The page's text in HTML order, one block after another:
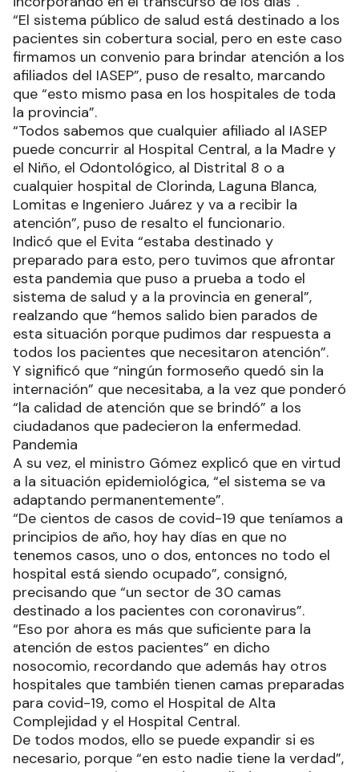
“El sistema público de salud está destinado a los
pacientes sin cobertura social, pero en este caso
firmamos un convenio para brindar atención a los
afiliados del IASEP”, puso de resalto, marcando
que “esto mismo pasa en los hospitales de toda
la provincia”.
“Todos sabemos que cualquier afiliado al IASEP
puede concurrir al Hospital Central, a la Madre y
el Niño, el Odontológico, al Distrital 8 o a
cualquier hospital de Clorinda, Laguna Blanca,
Lomitas e Ingeniero Juárez y va a recibir la
atención”, puso de resalto el funcionario.
Indicó que el Evita “estaba destinado y
preparado para esto, pero tuvimos que afrontar
esta pandemia que puso a prueba a todo el
sistema de salud y a la provincia en general”,
realzando que “hemos salido bien parados de
esta situación porque pudimos dar respuesta a
todos los pacientes que necesitaron atención”.
Y significó que “ningún formoseño quedó sin la
internación” que necesitaba, a la vez que ponderó
“la calidad de atención que se brindó” a los
ciudadanos que padecieron la enfermedad.
Pandemia
A su vez, el ministro Gómez explicó que en virtud
a la situación epidemiológica, “el sistema se va
adaptando permanentemente”.
“De cientos de casos de covid-19 que teníamos a
principios de año, hoy hay días en que no
tenemos casos, uno o dos, entonces no todo el
hospital está siendo ocupado”, consignó,
precisando que “un sector de 30 camas
destinado a los pacientes con coronavirus”.
“Eso por ahora es más que suficiente para la
atención de estos pacientes” en dicho
nosocomio, recordando que además hay otros
hospitales que también tienen camas preparadas
para covid-19, como el Hospital de Alta
Complejidad y el Hospital Central.
De todos modos, ello se puede expandir si es
necesario, porque “en esto nadie tiene la verdad”,